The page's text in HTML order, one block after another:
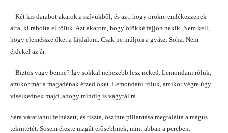
– Két kis darabot akarok a szívükből, és azt, hogy örökre emlékezzenek
arra, ki rabolta el tőlük. Azt akarom, hogy örökké fájjon nekik. Nem kell,
hogy eleméssze őket a fájdalom. Csak ne múljon a gyász. Soha. Nem
érdekel az ár.
– Biztos vagy benne? Így sokkal nehezebb lesz neked. Lemondani róluk,
amikor már a magadénak érzed őket. Lemondani róluk, amikor végre úgy
viselkednek majd, ahogy mindig is vágytál rá.
Sára váratlanul felnézett, és tiszta, őszinte pillantása megtalálta a mágus
tekintetét. Sosem érezte magát erősebbnek, mint abban a percben.